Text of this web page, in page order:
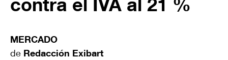
MERCADO
de Redacción Exibart